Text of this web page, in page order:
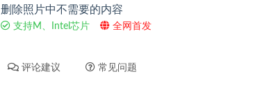
删除照片中不需要的内容
支持M、Intel芯片 全网首发
评论建议 常见问题